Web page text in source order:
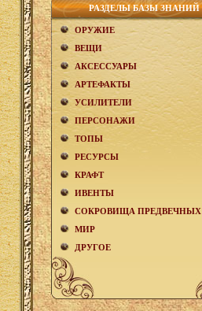
РАЗДЕЛЫ БАЗЫ ЗНАНИЙ
ОРУЖИЕ
ВЕЩИ
АКCЕСCУАРЫ
АРТЕФАКТЫ
УСИЛИТЕЛИ
ПЕРСОНАЖИ
ТОПЫ
РЕСУРСЫ
КРАФТ
ИВЕНТЫ
СОКРОВИЩА ПРЕДВЕЧНЫХ
МИР
ДРУГОЕ